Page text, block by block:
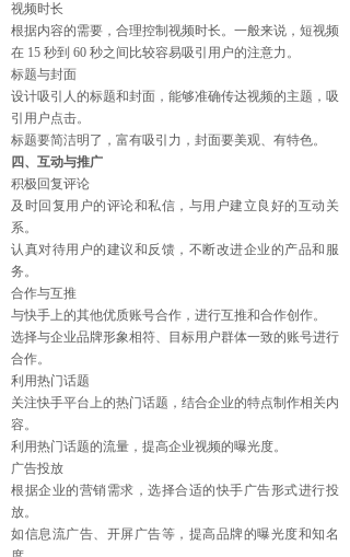
视频时长
根据内容的需要，合理控制视频时长。一般来说，短视频
在 15 秒到 60 秒之间比较容易吸引用户的注意力。
标题与封面
设计吸引人的标题和封面，能够准确传达视频的主题，吸
引用户点击。
标题要简洁明了，富有吸引力，封面要美观、有特色。
四、互动与推广
积极回复评论
及时回复用户的评论和私信，与用户建立良好的互动关
系。
认真对待用户的建议和反馈，不断改进企业的产品和服
务。
合作与互推
与快手上的其他优质账号合作，进行互推和合作创作。
选择与企业品牌形象相符、目标用户群体一致的账号进行
合作。
利用热门话题
关注快手平台上的热门话题，结合企业的特点制作相关内
容。
利用热门话题的流量，提高企业视频的曝光度。
广告投放
根据企业的营销需求，选择合适的快手广告形式进行投
放。
如信息流广告、开屏广告等，提高品牌的曝光度和知名